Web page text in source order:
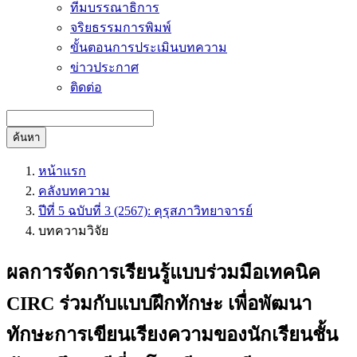
ทีมบรรณาธิการ
จริยธรรมการพิมพ์
ขั้นตอนการประเมินบทความ
ข่าวประกาศ
ติดต่อ
ค้นหา
หน้าแรก
คลังบทความ
ปีที่ 5 ฉบับที่ 3 (2567): คุรุสภาวิทยาจารย์
บทความวิจัย
ผลการจัดการเรียนรู้แบบร่วมมือเทคนิค
CIRC ร่วมกับแบบฝึกทักษะ เพื่อพัฒนา
ทักษะการเขียนเรียงความของนักเรียนชั้น